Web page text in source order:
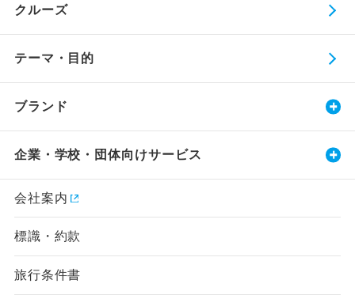
クルーズ
テーマ・目的
ブランド
企業・学校・団体向けサービス
会社案内
標識・約款
旅行条件書